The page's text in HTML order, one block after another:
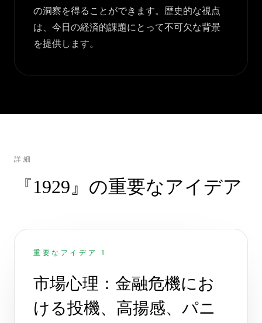
の洞察を得ることができます。歴史的な視点
は、今日の経済的課題にとって不可欠な背景
を提供します。
詳細
『1929』の重要なアイデア
重要なアイデア 1
市場心理：金融危機にお
ける投機、高揚感、パニ